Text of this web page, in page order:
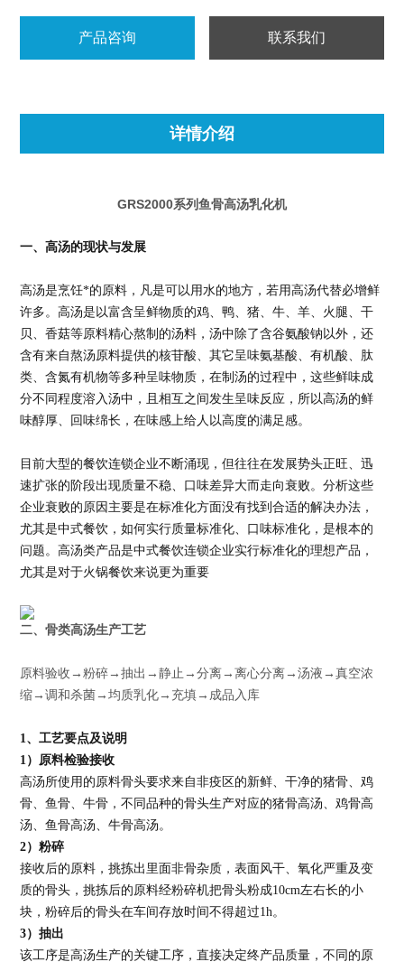
产品咨询 联系我们
详情介绍
GRS2000系列鱼骨高汤乳化机
一、高汤的现状与发展
高汤是烹饪*的原料，凡是可以用水的地方，若用高汤代替必增鲜
许多。高汤是以富含呈鲜物质的鸡、鸭、猪、牛、羊、火腿、干
贝、香菇等原料精心熬制的汤料，汤中除了含谷氨酸钠以外，还
含有来自熬汤原料提供的核苷酸、其它呈味氨基酸、有机酸、肽
类、含氮有机物等多种呈味物质，在制汤的过程中，这些鲜味成
分不同程度溶入汤中，且相互之间发生呈味反应，所以高汤的鲜
味醇厚、回味绵长，在味感上给人以高度的满足感。
目前大型的餐饮连锁企业不断涌现，但往往在发展势头正旺、迅
速扩张的阶段出现质量不稳、口味差异大而走向衰败。分析这些
企业衰败的原因主要是在标准化方面没有找到合适的解决办法，
尤其是中式餐饮，如何实行质量标准化、口味标准化，是根本的
问题。高汤类产品是中式餐饮连锁企业实行标准化的理想产品，
尤其是对于火锅餐饮来说更为重要
二、骨类高汤生产工艺
原料验收→粉碎→抽出→静止→分离→离心分离→汤液→真空浓
缩→调和杀菌→均质乳化→充填→成品入库
1、工艺要点及说明
1）原料检验接收
高汤所使用的原料骨头要求来自非疫区的新鲜、干净的猪骨、鸡
骨、鱼骨、牛骨，不同品种的骨头生产对应的猪骨高汤、鸡骨高
汤、鱼骨高汤、牛骨高汤。
2）粉碎
接收后的原料，挑拣出里面非骨杂质，表面风干、氧化严重及变
质的骨头，挑拣后的原料经粉碎机把骨头粉成10cm左右长的小
块，粉碎后的骨头在车间存放时间不得超过1h。
3）抽出
该工序是高汤生产的关键工序，直接决定终产品质量，不同的原